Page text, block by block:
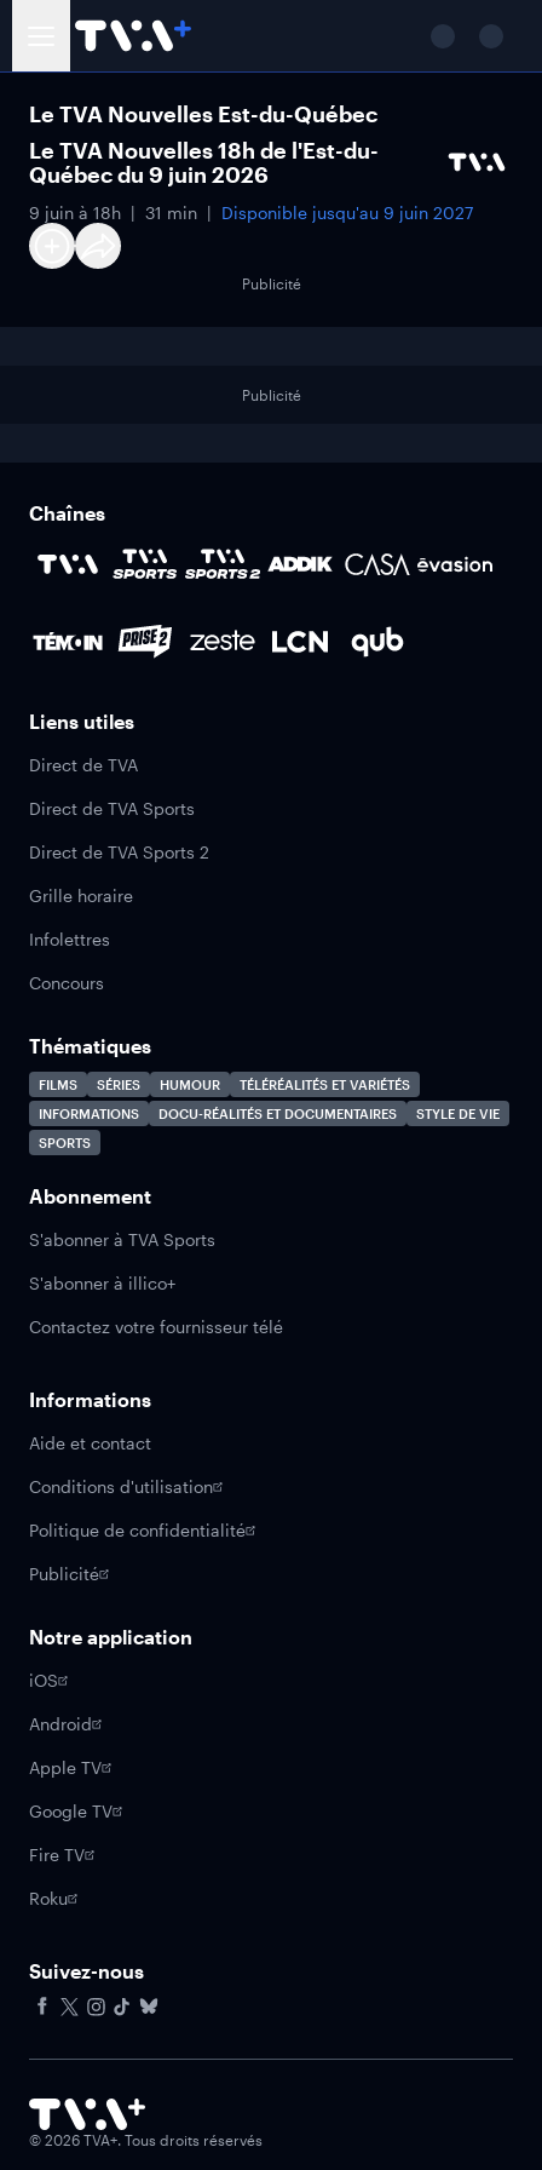
Le TVA Nouvelles Est-du-Québec
Le TVA Nouvelles 18h de l'Est-du-
Québec du 9 juin 2026
9 juin à 18h 31 min Disponible jusqu'au 9 juin 2027
Publicité
Publicité
Chaînes
Liens utiles
Direct de TVA
Direct de TVA Sports
Direct de TVA Sports 2
Grille horaire
Infolettres
Concours
Thématiques
FILMS SÉRIES HUMOUR
TÉLÉRÉALITÉS ET VARIÉTÉS
INFORMATIONS
DOCU-RÉALITÉS ET DOCUMENTAIRES
STYLE DE VIE
SPORTS
Abonnement
S'abonner à TVA Sports
S'abonner à illico+
Contactez votre fournisseur télé
Informations
Aide et contact
Conditions d'utilisation
Politique de confidentialité
Publicité
Notre application
iOS
Android
Apple TV
Google TV
Fire TV
Roku
Suivez-nous
© 2026 TVA+. Tous droits réservés